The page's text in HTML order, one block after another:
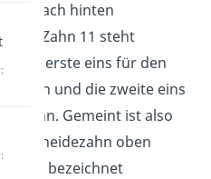
nach hinten
Bei Zahn 11 steht
die erste eins für den
und die zweite eins
Zahn. Gemeint ist also
Schneidezahn oben
13 bezeichnet